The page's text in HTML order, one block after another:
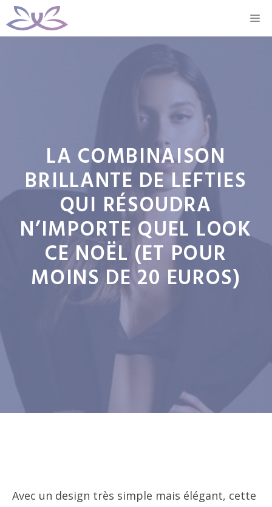
Aller
au
LA COMBINAISON
BRILLANTE DE LEFTIES
QUI RÉSOUDRA
N’IMPORTE QUEL LOOK
CE NOËL (ET POUR
MOINS DE 20 EUROS)
Avec un design très simple mais élégant, cette